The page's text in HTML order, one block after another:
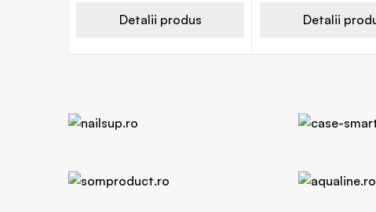
Detalii produs Detalii